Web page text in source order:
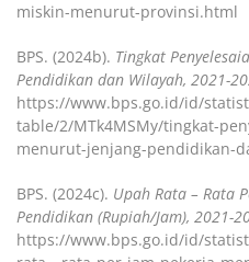
miskin-menurut-provinsi.html
BPS. (2024b). Tingkat
Pendidikan dan Wilayah, 2021-
https://www.bps.go.id/id/
table/2/MTk4MSMy/tingkat-
menurut-jenjang-pendidikan-
BPS. (2024c). Upah Rata – Rata
Pendidikan (Rupiah/Jam), 2021-
https://www.bps.go.id/id/